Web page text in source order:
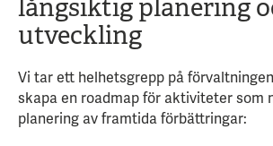
långsiktig planering
utveckling
Vi tar ett helhetsgrepp på
skapa en roadmap för aktiviteter som
planering av framtida förbättringar: